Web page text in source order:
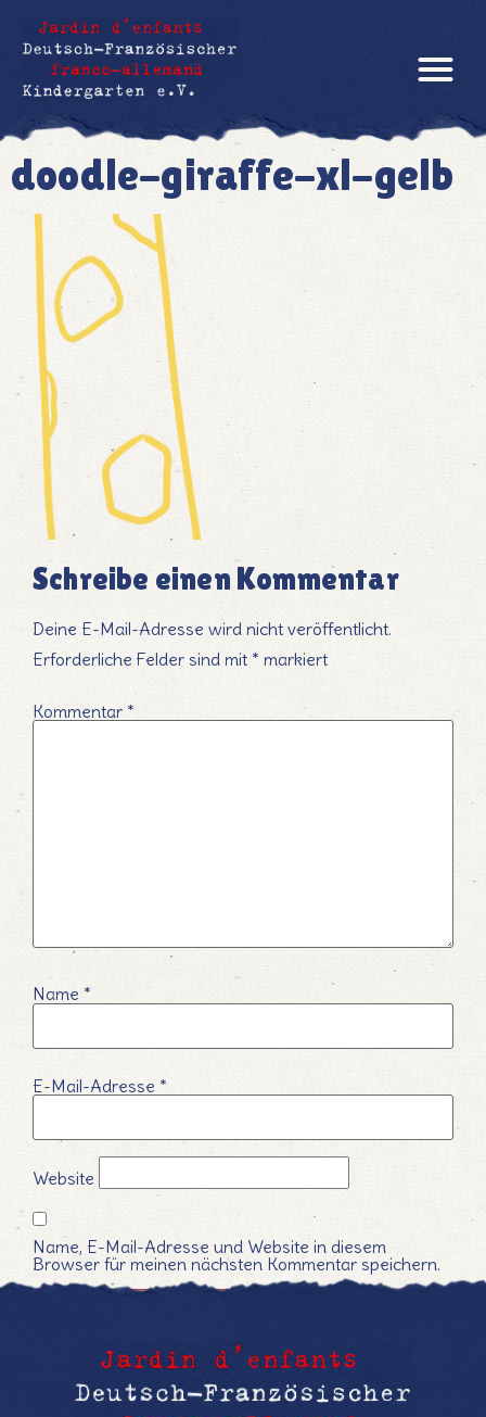
doodle-giraffe-xl-gelb
Schreibe einen Kommentar
Deine E-Mail-Adresse wird nicht veröffentlicht.
Erforderliche Felder sind mit * markiert
Kommentar *
Name *
E-Mail-Adresse *
Website
Name, E-Mail-Adresse und Website in diesem
Browser für meinen nächsten Kommentar speichern.